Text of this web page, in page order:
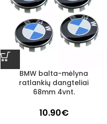
BMW balta-mėlyna
ratlankių dangteliai
68mm 4vnt.
10.90€